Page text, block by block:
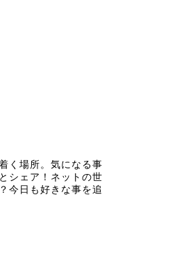
く場所。気になる事
シェア！ネットの世
今日も好きな事を追